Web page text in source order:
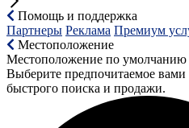
Помощь и поддержка
Партнеры Реклама Премиум
Местоположение
Местоположение по умолчанию
Выберите предпочитаемое
быстрого поиска и продажи.